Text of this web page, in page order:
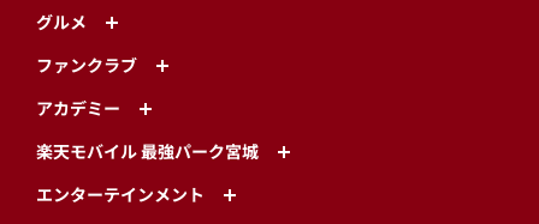
グルメ
ファンクラブ
アカデミー
楽天モバイル 最強パーク宮城
エンターテインメント